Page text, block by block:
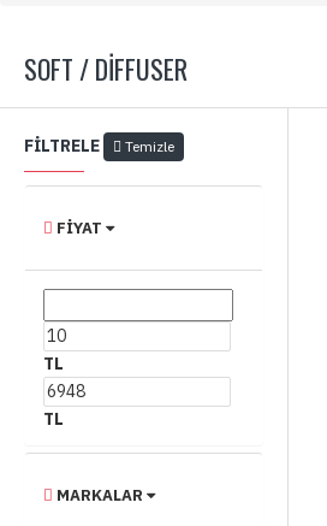
SOFT / DIFFUSER
FILTRELE Temizle
FIYAT
TL
TL
MARKALAR